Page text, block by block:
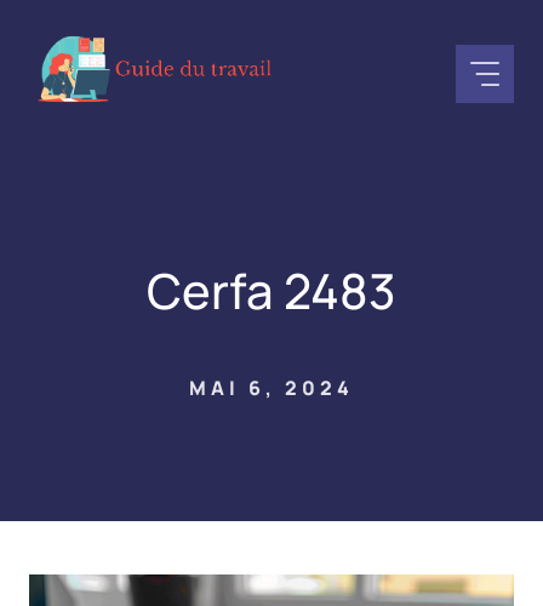
contenu
Cerfa 2483
MAI 6, 2024